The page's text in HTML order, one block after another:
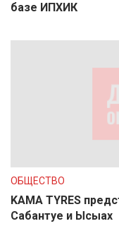
базе ИПХИК
ОБЩЕСТВО
KAMA TYRES
Сабантуе и Ысыах